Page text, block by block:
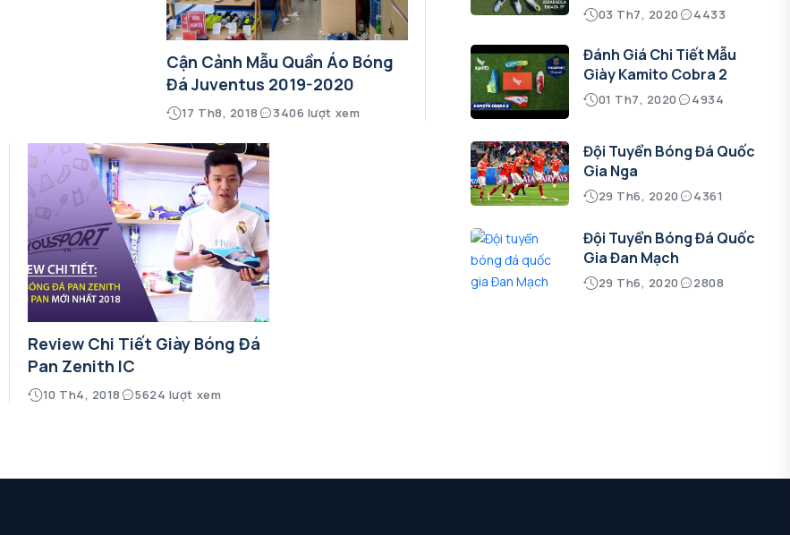
Cận Cảnh Mẫu Quần Áo Bóng
Đá Juventus 2019-2020
17 Th8, 2018 3406 lượt xem
Review Chi Tiết Giày Bóng Đá
Pan Zenith IC
10 Th4, 2018 5624 lượt xem
03 Th7, 2020 4433
Đánh Giá Chi Tiết Mẫu
Giày Kamito Cobra 2
01 Th7, 2020 4934
Đội Tuyển Bóng Đá Quốc
Gia Nga
29 Th6, 2020 4361
Đội Tuyển Bóng Đá Quốc
Gia Đan Mạch
29 Th6, 2020 2808